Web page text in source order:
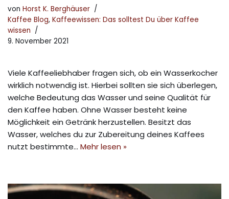
von Horst K. Berghäuser
Kaffee Blog, Kaffeewissen: Das solltest Du über Kaffee
wissen
9. November 2021
Viele Kaffeeliebhaber fragen sich, ob ein Wasserkocher
wirklich notwendig ist. Hierbei sollten sie sich überlegen,
welche Bedeutung das Wasser und seine Qualität für
den Kaffee haben. Ohne Wasser besteht keine
Möglichkeit ein Getränk herzustellen. Besitzt das
Wasser, welches du zur Zubereitung deines Kaffees
nutzt bestimmte… Mehr lesen »